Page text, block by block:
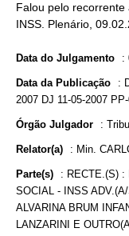
Falou pelo
INSS. Plenário,
Data do Julgamento :
Data da Publicação :
2007 DJ 11-05-2007
Órgão Julgador :
Relator(a) : Min.
Parte(s) : RECTE.(S) :
SOCIAL - INSS
ALVARINA BRUM
LANZARINI E